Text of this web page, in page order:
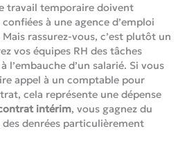
travail temporaire doivent
à une agence d’emploi
rassurez-vous, c’est plutôt un
vos équipes RH des tâches
l’embauche d’un salarié. Si vous
appel à un comptable pour
cela représente une dépense
intérim, vous gagnez du
denrées particulièrement